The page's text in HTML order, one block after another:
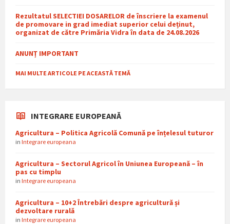
Rezultatul SELECTIEI DOSARELOR de înscriere la examenul
de promovare in grad imediat superior celui deținut,
organizat de către Primăria Vidra în data de 24.08.2026
ANUNȚ IMPORTANT
MAI MULTE ARTICOLE PE ACEASTĂ TEMĂ
INTEGRARE EUROPEANĂ
Agricultura – Politica Agricolă Comună pe înțelesul tuturor
in Integrare europeana
Agricultura – Sectorul Agricol în Uniunea Europeană – în
pas cu timplu
in Integrare europeana
Agricultura – 10+2 Întrebări despre agricultură și
dezvoltare rurală
in Integrare europeana